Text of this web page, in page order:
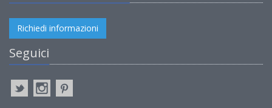
Richiedi informazioni
Seguici